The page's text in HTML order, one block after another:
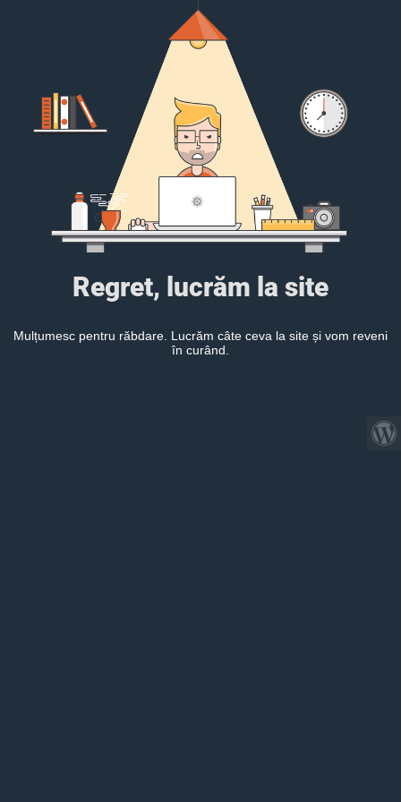
Regret, lucrăm la site
Mulțumesc pentru răbdare. Lucrăm câte ceva la site și vom reveni
în curând.